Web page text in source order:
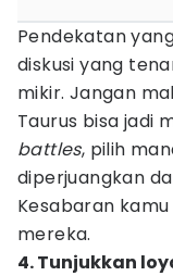
Pendekatan
diskusi yang
mikir. Jangan
Taurus bisa jadi
battles, pilih
diperjuangkan
Kesabaran
mereka.
4. Tunjukkan